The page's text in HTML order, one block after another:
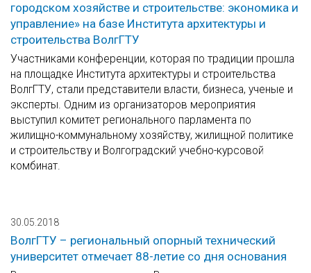
городском хозяйстве и строительстве: экономика и
управление» на базе Института архитектуры и
строительства ВолгГТУ
Участниками конференции, которая по традиции прошла
на площадке Института архитектуры и строительства
ВолгГТУ, стали представители власти, бизнеса, ученые и
эксперты. Одним из организаторов мероприятия
выступил комитет регионального парламента по
жилищно-коммунальному хозяйству, жилищной политике
и строительству и Волгоградский учебно-курсовой
комбинат.
30.05.2018
ВолгГТУ – региональный опорный технический
университет отмечает 88-летие со дня основания